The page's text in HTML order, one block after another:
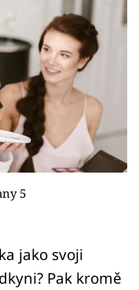
5
jako svoji
Pak kromě